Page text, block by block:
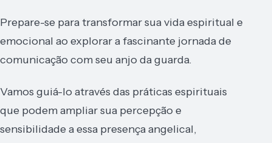
Prepare-se para transformar sua vida espiritual e
emocional ao explorar a fascinante jornada de
comunicação com seu anjo da guarda.
Vamos guiá-lo através das práticas espirituais
que podem ampliar sua percepção e
sensibilidade a essa presença angelical,